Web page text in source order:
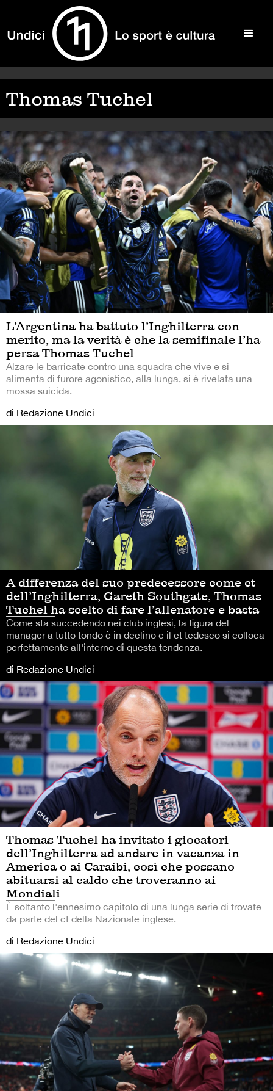
Thomas Tuchel
L’Argentina ha battuto l’Inghilterra con
merito, ma la verità è che la semifinale l’ha
persa Thomas Tuchel
Alzare le barricate contro una squadra che vive e si
alimenta di furore agonistico, alla lunga, si è rivelata una
mossa suicida.
di Redazione Undici
A differenza del suo predecessore come ct
dell’Inghilterra, Gareth Southgate, Thomas
Tuchel ha scelto di fare l’allenatore e basta
Come sta succedendo nei club inglesi, la figura del
manager a tutto tondo è in declino e il ct tedesco si colloca
perfettamente all'interno di questa tendenza.
di Redazione Undici
Thomas Tuchel ha invitato i giocatori
dell’Inghilterra ad andare in vacanza in
America o ai Caraibi, così che possano
abituarsi al caldo che troveranno ai
Mondiali
È soltanto l'ennesimo capitolo di una lunga serie di trovate
da parte del ct della Nazionale inglese.
di Redazione Undici